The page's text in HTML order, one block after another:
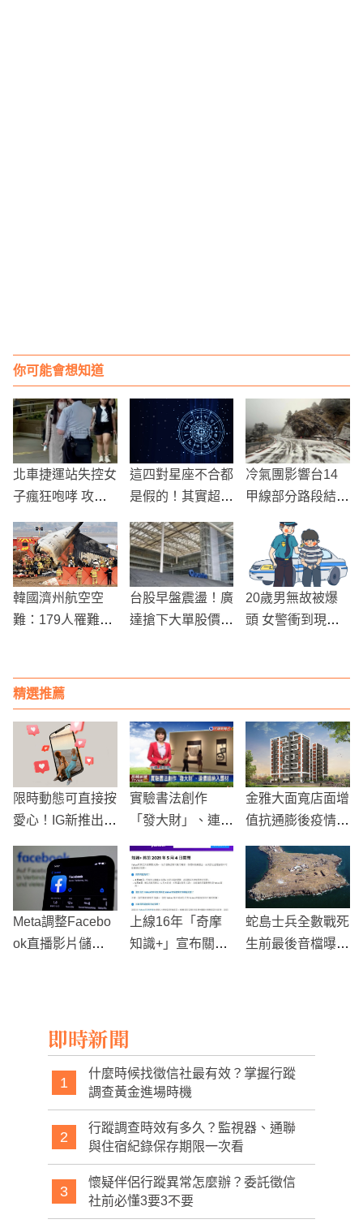
你可能會想知道
北車捷運站失控女
子瘋狂咆哮 攻擊
這四對星座不合都
是假的！其實超速
冷氣團影響台14
甲線部分路段結
通管制提醒
韓國濟州航空空
難：179人罹難，
台股早盤震盪！廣
達搶下大單股價再
20歲男無故被爆
頭 女警衝到現場
精選推薦
限時動態可直接按
愛心！IG新推出
kes」功能
實驗書法創作
「發大財」、連儂
金雅大面寬店面增
值抗通膨後疫情時
Meta調整Facebo
ok直播影片儲存
上線16年「奇摩
知識+」宣布關閉
蛇島士兵全數戰死
生前最後音檔曝
即時新聞
1
什麼時候找徵信社最有效？掌握行蹤
調查黃金進場時機
2
行蹤調查時效有多久？監視器、通聯
與住宿紀錄保存期限一次看
3
懷疑伴侶行蹤異常怎麼辦？委託徵信
社前必懂3要3不要